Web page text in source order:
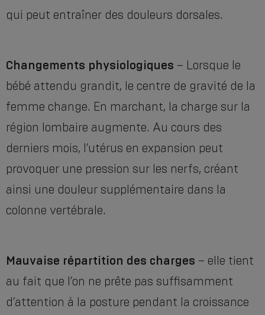
qui peut entraîner des douleurs dorsales.
Changements physiologiques – Lorsque le
bébé attendu grandit, le centre de gravité de la
femme change. En marchant, la charge sur la
région lombaire augmente. Au cours des
derniers mois, l’utérus en expansion peut
provoquer une pression sur les nerfs, créant
ainsi une douleur supplémentaire dans la
colonne vertébrale.
Mauvaise répartition des charges – elle tient
au fait que l’on ne prête pas suffisamment
d’attention à la posture pendant la croissance